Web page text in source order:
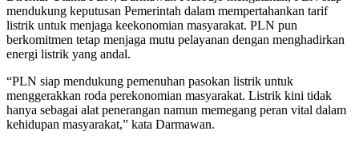
mendukung keputusan Pemerintah dalam mempertahankan tarif
listrik untuk menjaga keekonomian masyarakat. PLN pun
berkomitmen tetap menjaga mutu pelayanan dengan menghadirkan
energi listrik yang andal.
“PLN siap mendukung pemenuhan pasokan listrik untuk
menggerakkan roda perekonomian masyarakat. Listrik kini tidak
hanya sebagai alat penerangan namun memegang peran vital dalam
kehidupan masyarakat,” kata Darmawan.